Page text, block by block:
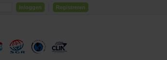
Inloggen Registreren